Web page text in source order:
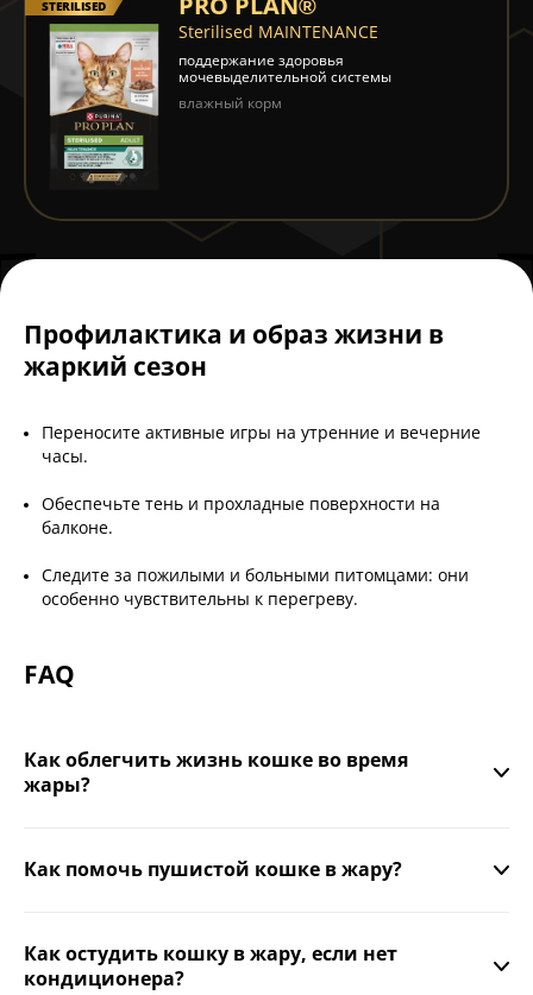
STERILISED
Sterilised MAINTENANCE
поддержание здоровья
мочевыделительной системы
влажный корм
Профилактика и образ жизни в
жаркий сезон
Переносите активные игры на утренние и вечерние
часы.
Обеспечьте тень и прохладные поверхности на
балконе.
Следите за пожилыми и больными питомцами: они
особенно чувствительны к перегреву.
FAQ
Как облегчить жизнь кошке во время
жары?
ограничьте активность днём.
Как помочь пушистой кошке в жару?
помещениям и используйте охлаждающие коврики.
Как остудить кошку в жару, если нет
кондиционера?